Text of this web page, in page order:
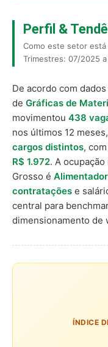
Perfil &
Como este setor está
Trimestres: 07/2025
De acordo com
de Gráficas de
movimentou 438
nos últimos 12
cargos distintos,
R$ 1.972. A
Grosso é
contratações e
central para
dimensionamento de
ÍNDICE